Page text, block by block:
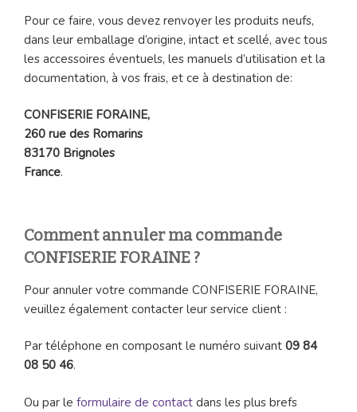
Pour ce faire, vous devez renvoyer les produits neufs,
dans leur emballage d’origine, intact et scellé, avec tous
les accessoires éventuels, les manuels d’utilisation et la
documentation, à vos frais, et ce à destination de:
CONFISERIE FORAINE,
260 rue des Romarins
83170 Brignoles
France.
Comment annuler ma commande
CONFISERIE FORAINE ?
Pour annuler votre commande CONFISERIE FORAINE,
veuillez également contacter leur service client :
Par téléphone en composant le numéro suivant 09 84
08 50 46.
Ou par le formulaire de contact dans les plus brefs